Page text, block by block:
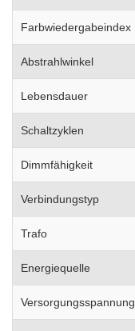
Farbwiedergabeindex
Abstrahlwinkel
Lebensdauer
Schaltzyklen
Dimmfähigkeit
Verbindungstyp
Trafo
Energiequelle
Versorgungsspannung